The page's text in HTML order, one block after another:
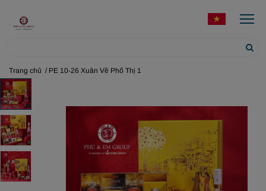
Trang chủ / PE 10-26 Xuân Về Phố Thị 1